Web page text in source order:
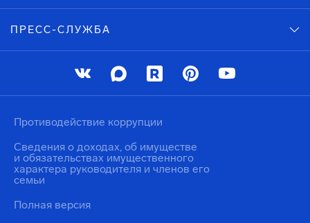
ПРЕСС-СЛУЖБА
Противодействие коррупции
Сведения о доходах, об имуществе
и обязательствах имущественного
характера руководителя и членов его
семьи
Полная версия